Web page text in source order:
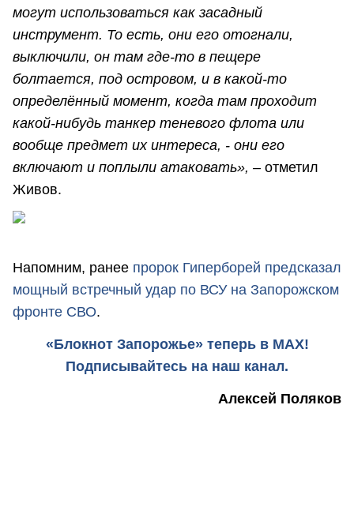
могут использоваться как засадный
инструмент. То есть, они его отогнали,
выключили, он там где-то в пещере
болтается, под островом, и в какой-то
определённый момент, когда там проходит
какой-нибудь танкер теневого флота или
вообще предмет их интереса, - они его
включают и поплыли атаковать», – отметил
Живов.
Напомним, ранее пророк Гиперборей предсказал
мощный встречный удар по ВСУ на Запорожском
фронте СВО.
«Блокнот Запорожье» теперь в MAX!
Подписывайтесь на наш канал.
Алексей Поляков